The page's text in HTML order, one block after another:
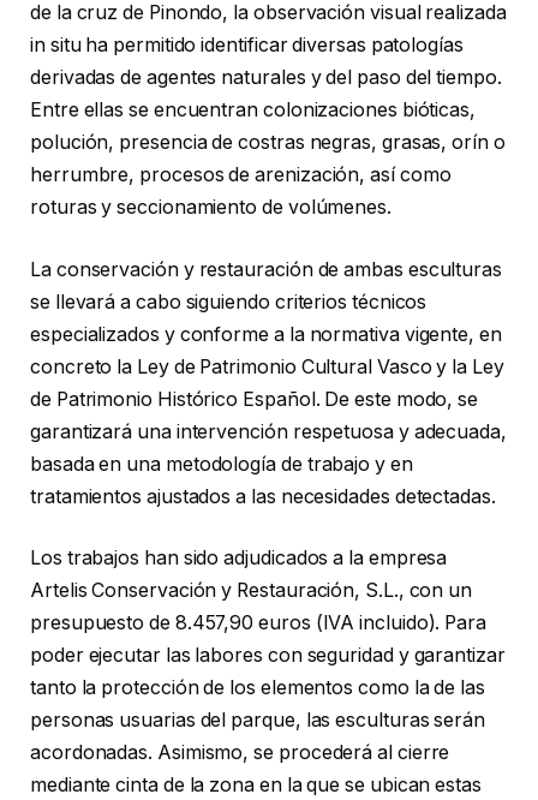
de la cruz de Pinondo, la observación visual realizada
in situ ha permitido identificar diversas patologías
derivadas de agentes naturales y del paso del tiempo.
Entre ellas se encuentran colonizaciones bióticas,
polución, presencia de costras negras, grasas, orín o
herrumbre, procesos de arenización, así como
roturas y seccionamiento de volúmenes.
La conservación y restauración de ambas esculturas
se llevará a cabo siguiendo criterios técnicos
especializados y conforme a la normativa vigente, en
concreto la Ley de Patrimonio Cultural Vasco y la Ley
de Patrimonio Histórico Español. De este modo, se
garantizará una intervención respetuosa y adecuada,
basada en una metodología de trabajo y en
tratamientos ajustados a las necesidades detectadas.
Los trabajos han sido adjudicados a la empresa
Artelis Conservación y Restauración, S.L., con un
presupuesto de 8.457,90 euros (IVA incluido). Para
poder ejecutar las labores con seguridad y garantizar
tanto la protección de los elementos como la de las
personas usuarias del parque, las esculturas serán
acordonadas. Asimismo, se procederá al cierre
mediante cinta de la zona en la que se ubican estas